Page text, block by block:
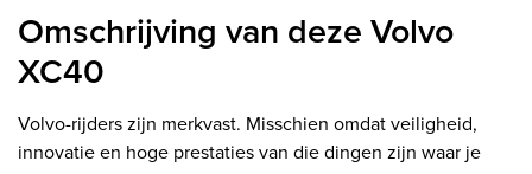
Omschrijving van deze Volvo
XC40
Volvo-rijders zijn merkvast. Misschien omdat veiligheid,
innovatie en hoge prestaties van die dingen zijn waar je